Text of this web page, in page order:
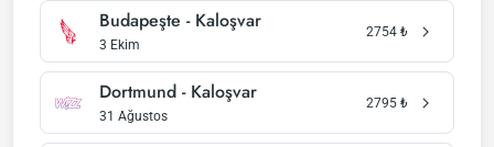
Budapeşte - Kaloşvar
3 Ekim
2754 ₺
Dortmund - Kaloşvar
31 Ağustos
2795 ₺